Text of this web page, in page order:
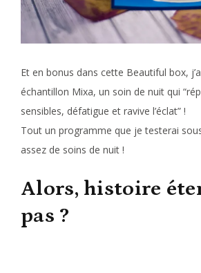
Et en bonus dans cette Beautiful box,
échantillon Mixa, un soin de nuit qui
sensibles, défatigue et ravive l’éclat” !
Tout un programme que je testerai
assez de soins de nuit !
Alors, histoire
pas ?